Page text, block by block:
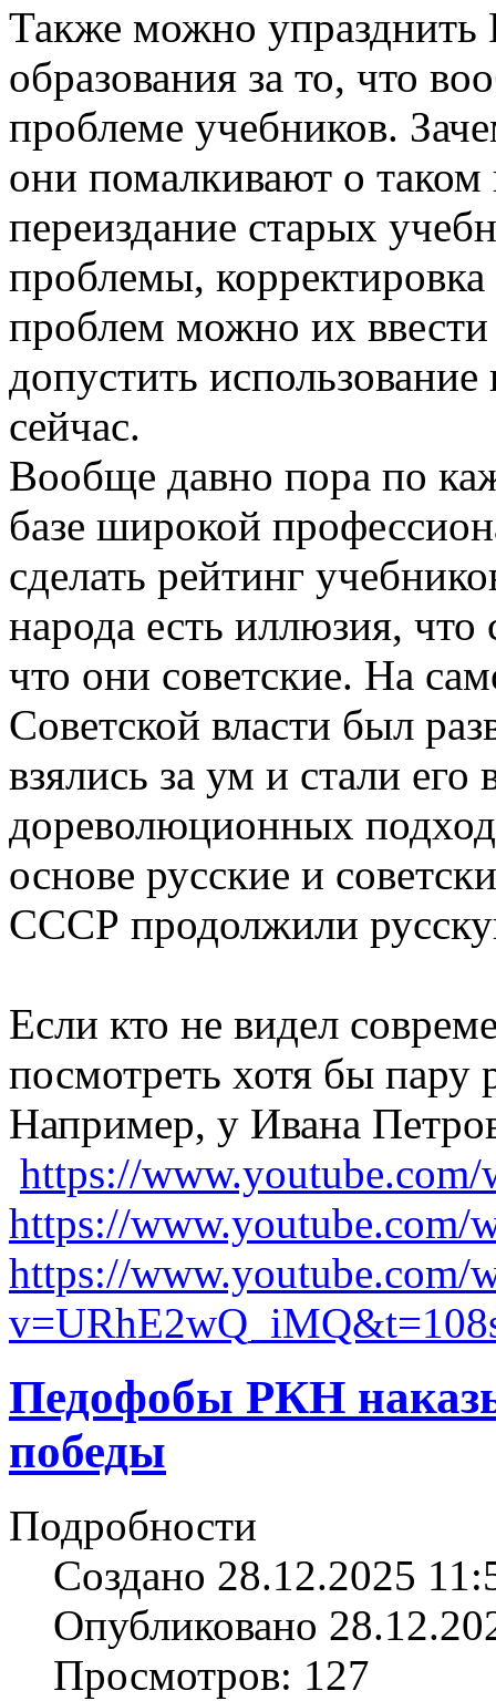
Также можно
образования за то, что
проблеме учебников.
они помалкивают о
переиздание старых
проблемы,
проблем можно их ввести
допустить
сейчас.
Вообще давно пора по
базе широкой
сделать рейтинг
народа есть иллюзия,
что они советские. На
Советской власти был
взялись за ум и стали его
дореволюционных
основе русские и
СССР продолжили
Если кто не видел
посмотреть хотя бы пару
Например, у Ивана
https://
https://www.youtube.com/
https://www.youtube.com/
Педофобы РКН
победы
Подробности
Создано 28.12.2025
Опубликовано
Просмотров: 127